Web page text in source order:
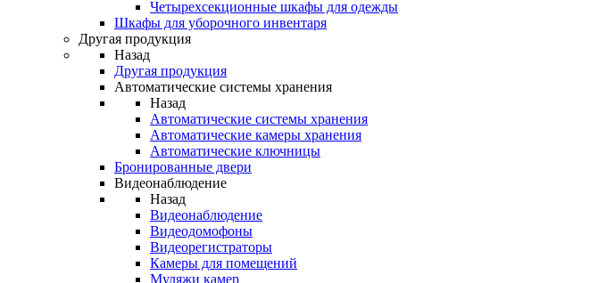
Четырехсекционные шкафы для одежды
Шкафы для уборочного инвентаря
Другая продукция
Назад
Другая продукция
Автоматические системы хранения
Назад
Автоматические системы хранения
Автоматические камеры хранения
Автоматические ключницы
Бронированные двери
Видеонаблюдение
Назад
Видеонаблюдение
Видеодомофоны
Видеорегистраторы
Камеры для помещений
Муляжи камер